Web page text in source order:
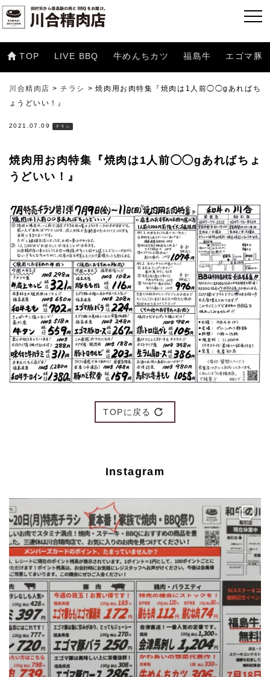
TOP LIVE BBQ 牛めんちカツ 福島牛 エゴマ豚
川合精肉店 >チラシ >焼肉用お肉特集『焼肉は1人前◯◯gあればち
ょうどいい！』
2021.07.09 チラシ
焼肉用お肉特集『焼肉は1人前◯◯gあればちょ
うどいい！』
TOPに戻る
Instagram